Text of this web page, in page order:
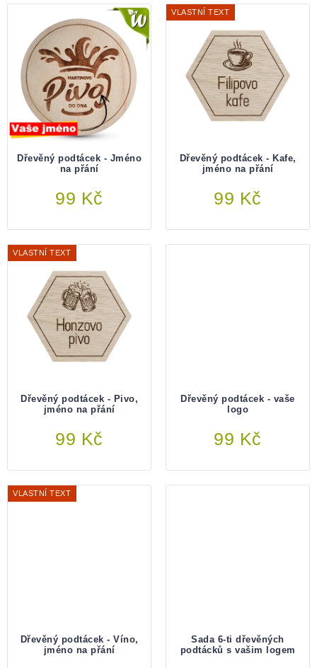
Dřevěný podtácek - Jméno
na přání
99 Kč
Do košíku
VLASTNÍ TEXT
Dřevěný podtácek - Kafe,
jméno na přání
99 Kč
Do košíku
VLASTNÍ TEXT
Dřevěný podtácek - Pivo,
jméno na přání
99 Kč
Do košíku
Dřevěný podtácek - vaše
logo
99 Kč
Do košíku
VLASTNÍ TEXT
Dřevěný podtácek - Víno,
jméno na přání
Sada 6-ti dřevěných
podtácků s vašim logem